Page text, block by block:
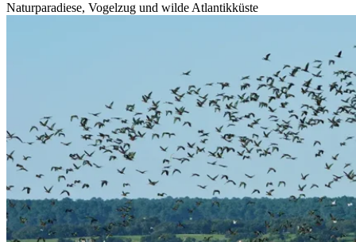
Naturparadiese, Vogelzug und wilde Atlantikküste